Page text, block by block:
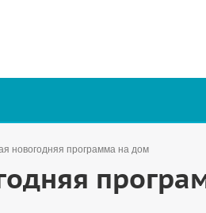
новогодняя программа на дом